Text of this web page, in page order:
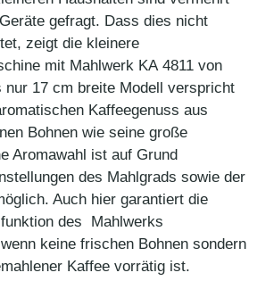
gefragt. Dass dies nicht
zeigt die kleinere
mit Mahlwerk KA 4811 von
nur 17 cm breite Modell verspricht
Kaffeegenuss aus
Bohnen wie seine große
Aromawahl ist auf Grund
des Mahlgrads sowie der
Auch hier garantiert die
des Mahlwerks
keine frischen Bohnen sondern
Kaffee vorrätig ist.